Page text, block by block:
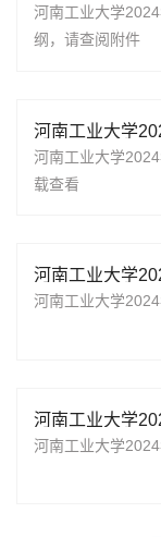
考试大纲
河南工业大学
纲，请查阅附件
河南工业大学
章
河南工业大学
载查看
河南工业大学
河南工业大学
河南工业大学
河南工业大学